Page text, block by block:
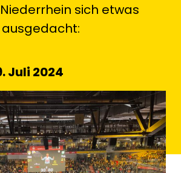
sich etwas
Juli 2024